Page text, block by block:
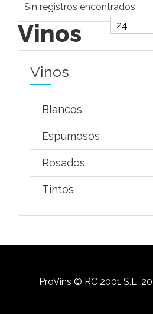
Sin registros encontrados
Vinos
Vinos
Blancos
Espumosos
Rosados
Tintos
ProVins © RC 2001 S.L.